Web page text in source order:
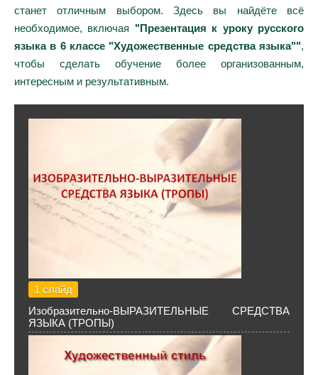
станет отличным выбором. Здесь вы найдёте всё
необходимое, включая "Презентация к уроку русского
языка в 6 классе "Художественные средства языка"",
чтобы сделать обучение более организованным,
интересным и результативным.
1 слайд
Изобразительно-ВЫРАЗИТЕЛЬНЫЕ СРЕДСТВА
ЯЗЫКА (ТРОПЫ)